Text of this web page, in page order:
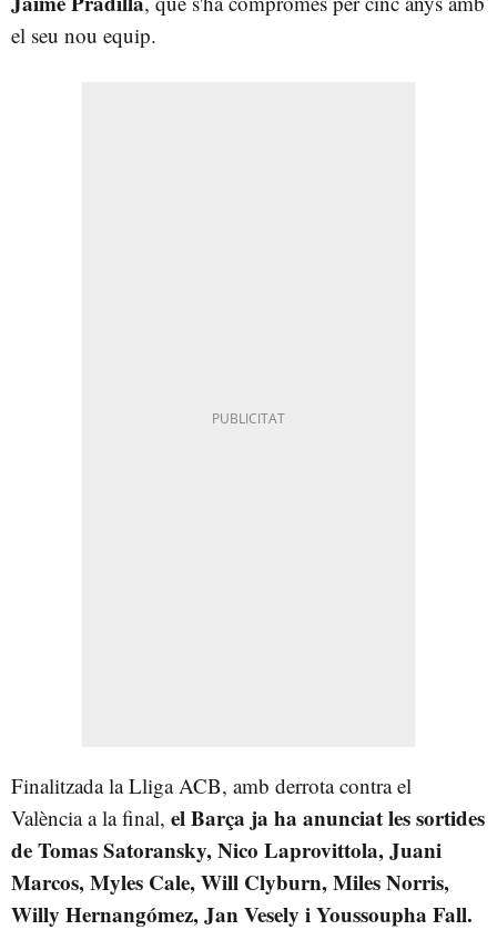
el seu nou equip.
Finalitzada la Lliga ACB, amb derrota contra el
València a la final, el Barça ja ha anunciat les sortides
de Tomas Satoransky, Nico Laprovittola,Juani
Marcos,Myles Cale, Will Clyburn, Miles Norris,
Willy Hernangómez, Jan Vesely i Youssoupha Fall.